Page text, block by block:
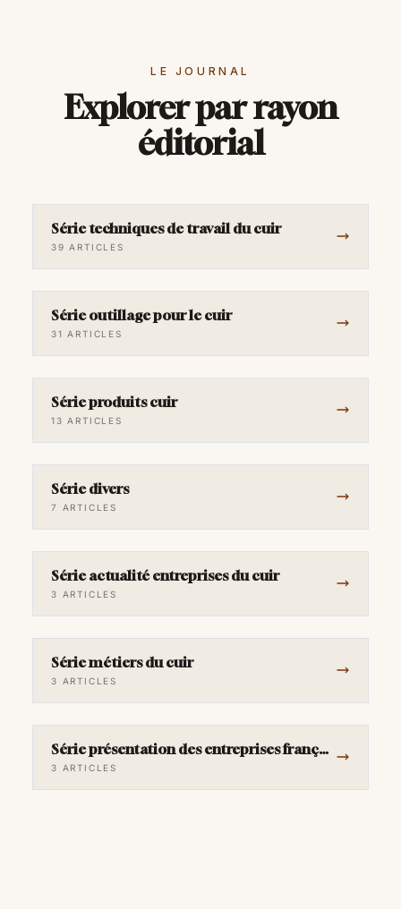
LE JOURNAL
Explorer par rayon
éditorial
Série techniques de travail du cuir
39 ARTICLES
Série outillage pour le cuir
31 ARTICLES
Série produits cuir
13 ARTICLES
Série divers
7 ARTICLES
Série actualité entreprises du cuir
3 ARTICLES
Série métiers du cuir
3 ARTICLES
Série présentation des entreprises françaises
3 ARTICLES